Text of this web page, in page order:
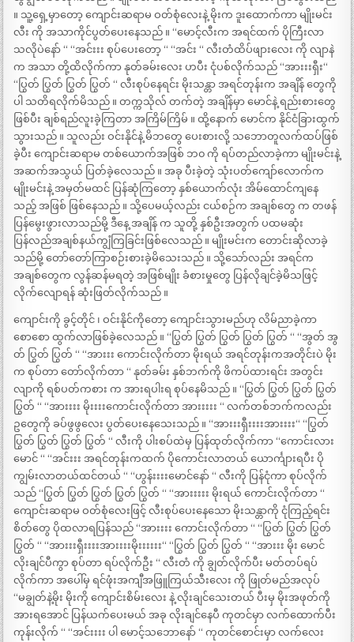
။ သူ့ရှေ့မှာတော့ ကျောင်းဆရာမ ဝတ်စုံလေးနဲ့ မိုးက ဒူးထောက်ကာ မျိုးမင်း
လီး ကို အသာကိုင်ပွတ်ပေးနေသည် ။ “မောင့်လီးက အရင်ထက် ပိုကြီးလာ
သလိုပဲနော် “ “အင်းးး စုပ်ပေးတော့ “ “အင်း “ လီးတံထိပ်ဖျားလေး ကို လျာနဲ
က အသာ တို့ထိလိုက်ကာ နုတ်ခမ်းလေး ဟပီး ငုံပစ်လိုက်သည် “အားးးရှီး“
“ပြွတ် ပြွတ် ပြွတ် ပြွတ် “ လီးစုပ်နေရင်း မိုးသန္တာ အရင်တုန်းက အချိန် တွေကို
ပါ သတိရလိုက်မိသည် ။ တက္ကသိုလ် တက်တဲ့ အချိန်မှာ မောင်နဲ့ ရည်းစားတွေ
ဖြစ်ပီး ချစ်ရည်လူးခဲ့ကြတာ အကြိမ်ကြိမ် ။ ထို့နောက် မောင်က နိုင်ငံခြားထွက်
သွားသည် ။ သူလည်း ဝင်းနိုင်နဲ့ မိဘတွေ ပေးစားလို့ သဘောတူလက်ထပ်ဖြစ်
ခဲ့ပီး ကျောင်းဆရာမ တစ်ယောက်အဖြစ် ဘ၀ ကို ရပ်တည်လာခဲ့ကာ မျိုးမင်းနဲ့
အဆက်အသွယ် ပြတ်ခဲ့လေသည် ။ အခု ပီးခဲ့တဲ့ သုံးပတ်ကျော်လောက်က
မျိုးမင်းနဲ့ အမှတ်မထင် ပြန်ဆုံကြတော့ နှစ်ယောက်လုံး အိမ်ထောင်ကျနေ
သည့် အဖြစ် ဖြစ်နေသည် ။ သို့ပေမယ့်လည်း ငယ်စဉ်က အချစ်တွေ က တဖန်
ပြန်မွေးဖွားလာသည်မို့ ဒီနေ့ အချိန် က သူတို့ နှစ်ဦးအတွက် ပထမဆုံး
ပြန်လည်အချစ်နယ်ကျွံကြခြင်းဖြစ်လေသည် ။ မျိုးမင်းက တောင်းဆိုလာခဲ့
သည်မို့ တော်တော်ကြာစဉ်းစားခဲ့မိသေးသည် ။ သို့သော်လည်း အရင်က
အချစ်တွေက လွန်ဆန်မရတဲ့ အဖြစ်မျိုး ခံစားမှုတွေ ပြန်လိုချင်ခဲ့မိသဖြင့်
လိုက်လျောရန် ဆုံးဖြတ်လိုက်သည် ။
ကျောင်းကို ခွင့်တိုင် ၊ ဝင်းနိုင်ကိုတော့ ကျောင်းသွားမည်ဟု လိမ်ညာခဲ့ကာ
စောစော ထွက်လာဖြစ်ခဲ့လေသည် ။ “ပြွတ် ပြွတ် ပြွတ် ပြွတ် ပြွတ် “ “အွတ် အွ
တ် ပြွတ် ပြွတ် “ “အားးး ကောင်းလိုက်တာ မိုးရယ် အရင်တုန်းကအတိုင်းပဲ မိုး
က စုပ်တာ တော်လိုက်တာ “ နုတ်ခမ်း နှစ်ဘက်ကို ဖိကပ်ထားရင်း အတွင်း
လျာကို ရစ်ပတ်ကစား က အားရပါးရ စုပ်နေမိသည် ။ “ပြွတ် ပြွတ် ပြွတ် ပြွတ်
ပြွတ် “ “အားးးး မိုးးးးကောင်းလိုက်တာ အားးးးး “ လက်တစ်ဘက်ကလည်း
ဥတွေကို ခပ်ဖွဖွလေး ပွတ်ပေးနေသေးသည် ။ “အားးးရှီးးးးအားးးး“ “ပြွတ်
ပြွတ် ပြွတ် ပြွတ် ပြွတ် “ လီးကို ပါးစပ်ထဲမှ ပြန်ထုတ်လိုက်ကာ “ကောင်းလား
မောင် “ “အင်းးး အရင်တုန်းကထက် ပိုကောင်းလာတယ် ယောင်္ကျားရပီး ပို
ကျွမ်းလာတယ်ထင်တယ် “ “ဟွန်းးးးမောင်နော် “ လီးကို ပြန်ငုံကာ စုပ်လိုက်
သည် “ပြွတ် ပြွတ် ပြွတ် ပြွတ် ပြွတ် “ “အားးးးး မိုးရယ် ကောင်းလိုက်တာ “
ကျောင်းဆရာမ ဝတ်စုံလေးဖြင့် လီးစုပ်ပေးနေသော မိုးသန္တာကို ငုံကြည့်ရင်း
စိတ်တွေ ပိုထလာရပြန်သည် “အားးးး ကောင်းလိုက်တာ “ “ပြွတ် ပြွတ် ပြွတ်
ပြွတ် “ “အားးးရှီးးးးအားးးးမိုးးးးးး“ “ပြွတ် ပြွတ် ပြွတ် “ “အားးး မိုး မောင်
လိုးချင်ပီကွာ စုပ်တာ ရပ်လိုက်ဦး “ လီးတံ ကို ချွတ်လိုက်ပီး မတ်တပ်ရပ်
လိုက်ကာ အပေါ်မှ ရင်ဖုံးအကျီအဖြူကြယ်သီးလေး ကို ဖြုတ်မည်အလုပ်
“မချွတ်နဲ့မိုး မိုးကို ကျောင်းစိမ်းလေး နဲ့ လိုးချင်သေးတယ် ပီးမှ မိုးအဖုတ်ကို
အားရအောင် ပြန်ယက်ပေးမယ် အခု လိုးချင်နေပီ ကုတင်မှာ လက်ထောက်ပီး
ကုန်းလိုက် “ “အင်းးးး ပါ မောင့်သဘောနော် “ ကုတင်စောင်းမှာ လက်လေး